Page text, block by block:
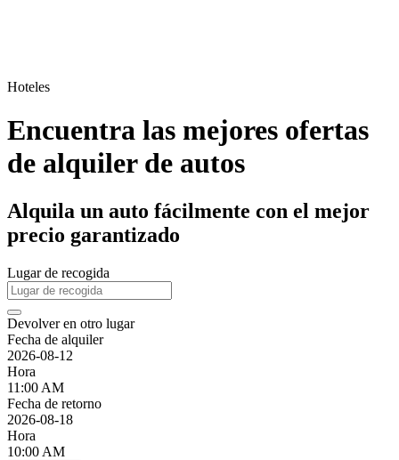
Hoteles
Encuentra las mejores ofertas
de alquiler de autos
Alquila un auto fácilmente con el mejor
precio garantizado
Lugar de recogida
Devolver en otro lugar
Fecha de alquiler
2026-08-12
Hora
11:00 AM
Fecha de retorno
2026-08-18
Hora
10:00 AM